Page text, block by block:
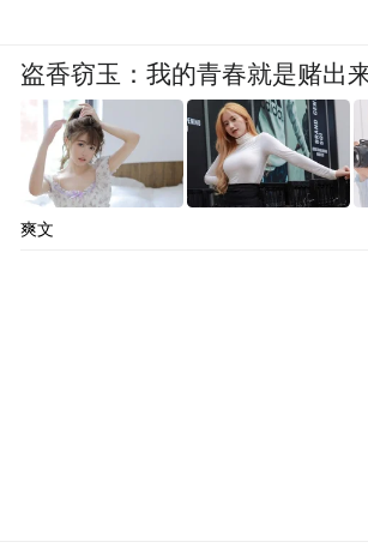
盗香窃玉：我的青春就是赌出
爽文